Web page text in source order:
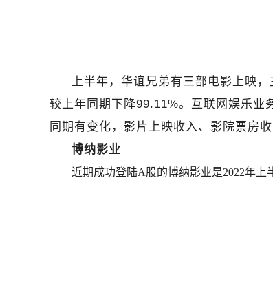
上半年，华谊兄弟有三部电影上映
较上年同期下降99.11%。互联网娱乐业
同期有变化，影片上映收入、影院票房收
博纳影业
近期成功登陆A股的博纳影业是2022年上